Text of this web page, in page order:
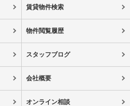
賃貸物件検索
物件閲覧履歴
スタッフブログ
会社概要
オンライン相談